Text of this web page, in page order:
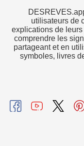
utilisateurs de
explications de
comprendre les
partageant et en
symboles, livres